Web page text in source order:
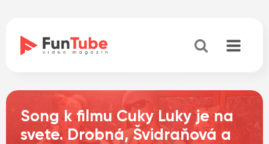
Song k filmu Cuky Luky je na
svete. Drobná, Švidraňová a